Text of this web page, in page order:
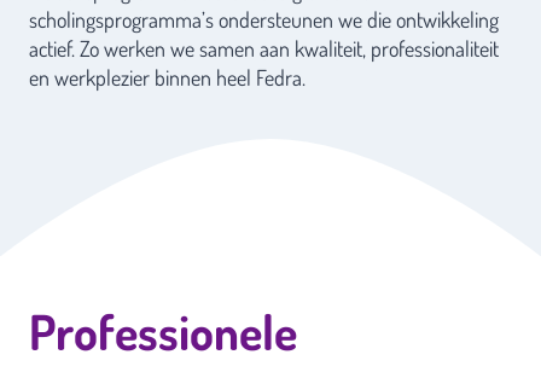
scholingsprogramma’s ondersteunen we die ontwikkeling
actief. Zo werken we samen aan kwaliteit, professionaliteit
en werkplezier binnen heel Fedra.
Professionele